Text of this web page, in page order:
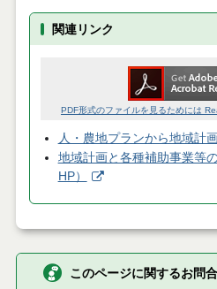
関連リンク
PDF形式のファイルを見るためには
人・農地プランから地域計
地域計画と各種補助事業等
HP）
このページに関するお問